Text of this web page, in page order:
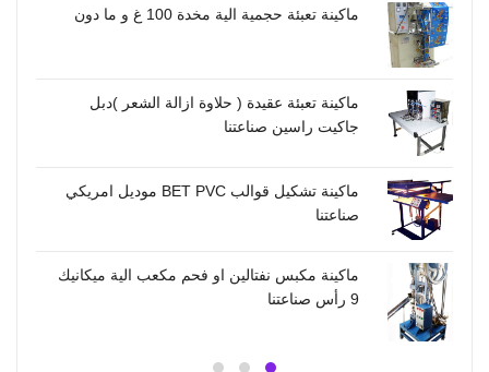
ماكينة تعبئة حجمية الية مخدة 100 غ و ما دون
ماكينة تعبئة عقيدة ( حلاوة ازالة الشعر )دبل
جاكيت راسين صناعتنا
ماكينة تشكيل قوالب BET PVC موديل امريكي
صناعتنا
ماكينة مكبس نفتالين او فحم مكعب الية ميكانيك
9 رأس صناعتنا